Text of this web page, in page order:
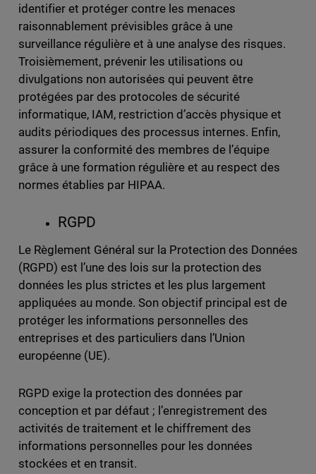
identifier et protéger contre les menaces
raisonnablement prévisibles grâce à une
surveillance régulière et à une analyse des risques.
Troisièmement, prévenir les utilisations ou
divulgations non autorisées qui peuvent être
protégées par des protocoles de sécurité
informatique, IAM, restriction d’accès physique et
audits périodiques des processus internes. Enfin,
assurer la conformité des membres de l’équipe
grâce à une formation régulière et au respect des
normes établies par HIPAA.
RGPD
Le Règlement Général sur la Protection des Données
(RGPD) est l’une des lois sur la protection des
données les plus strictes et les plus largement
appliquées au monde. Son objectif principal est de
protéger les informations personnelles des
entreprises et des particuliers dans l’Union
européenne (UE).
RGPD exige la protection des données par
conception et par défaut ; l’enregistrement des
activités de traitement et le chiffrement des
informations personnelles pour les données
stockées et en transit.